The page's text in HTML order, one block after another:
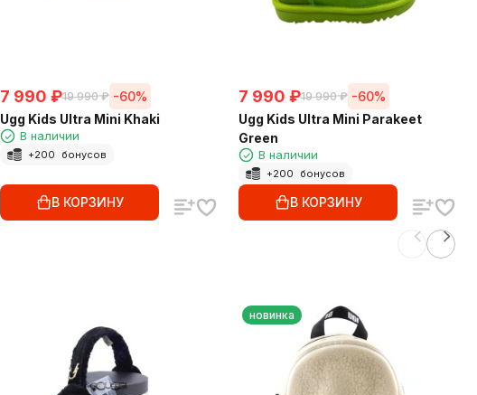
7 990 ₽19 990 ₽ -60%
Ugg Kids Ultra Mini Khaki
В наличии
+200 бонусов
В КОРЗИНУ
7 990 ₽19 990 ₽ -60%
Ugg Kids Ultra Mini Parakeet
Green
В наличии
+200 бонусов
В КОРЗИНУ
новинка